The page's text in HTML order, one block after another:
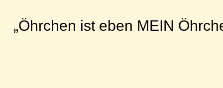
„Öhrchen ist eben MEIN